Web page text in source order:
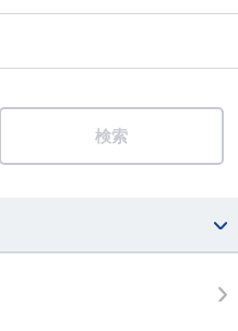
検索